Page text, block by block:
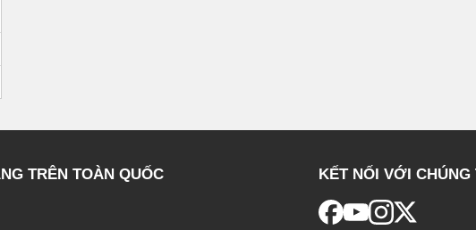
TRÊN TOÀN QUỐC KẾT NỐI VỚI CHÚNG